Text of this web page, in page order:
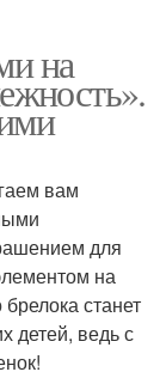
на
вам
для
на
станет
детей, ведь с